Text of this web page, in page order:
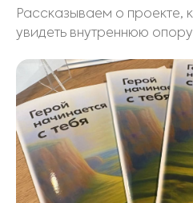
Рассказываем о проекте,
увидеть внутреннюю опору